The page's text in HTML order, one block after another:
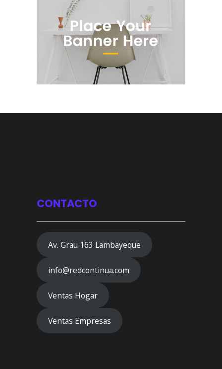
CONTACTO
Av. Grau 163 Lambayeque
info@redcontinua.com
Ventas Hogar
Ventas Empresas